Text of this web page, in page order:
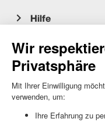
Hilfe
Kundenservice
Montag-Freitag